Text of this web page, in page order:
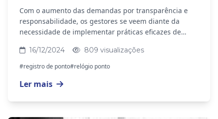
conformidade
Com o aumento das demandas por transparência e
responsabilidade, os gestores se veem diante da
necessidade de implementar práticas eficazes de
de...16/12/2024 809 visualizações
#registro de ponto#relógio ponto
Ler mais